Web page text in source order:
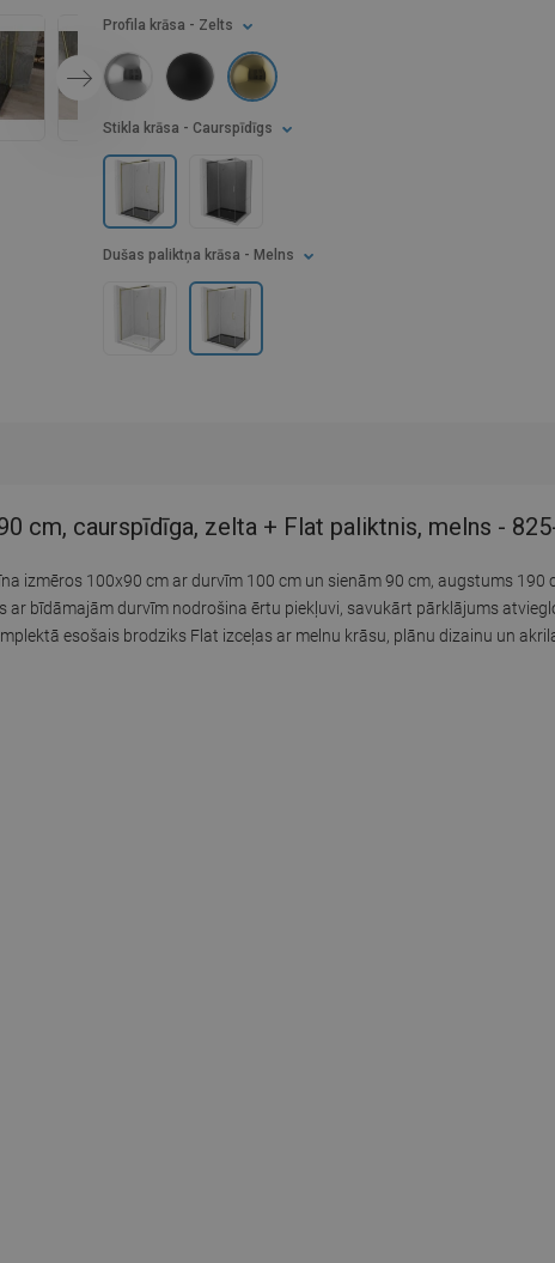
Stikla krāsa - Caurspīdīgs
Profila krāsa - Zelts
Dušas paliktņa krāsa - Melns
cm, caurspīdīga, zelta + Flat paliktnis, melns -
izmēros 100x90 cm ar durvīm 100 cm un sienām 90 cm, augstums 190
bīdāmajām durvīm nodrošina ērtu piekļuvi, savukārt pārklājums
esošais brodziks Flat izceļas ar melnu krāsu, plānu dizainu un